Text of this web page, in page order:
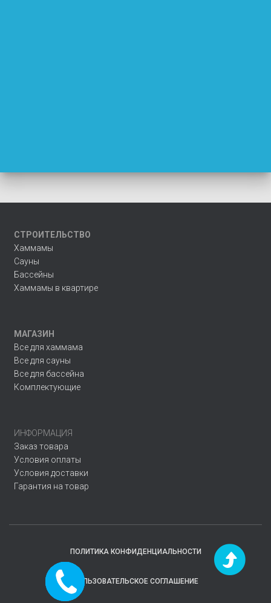
СТРОИТЕЛЬСТВО
Хаммамы
Сауны
Бассейны
Хаммамы в квартире
МАГАЗИН
Все для хаммама
Все для сауны
Все для бассейна
Комплектующие
ИНФОРМАЦИЯ
Заказ товара
Условия оплаты
Условия доставки
Гарантия на товар
ПОЛИТИКА КОНФИДЕНЦИАЛЬНОСТИ
ПОЛЬЗОВАТЕЛЬСКОЕ СОГЛАШЕНИЕ
Заказать
звонок